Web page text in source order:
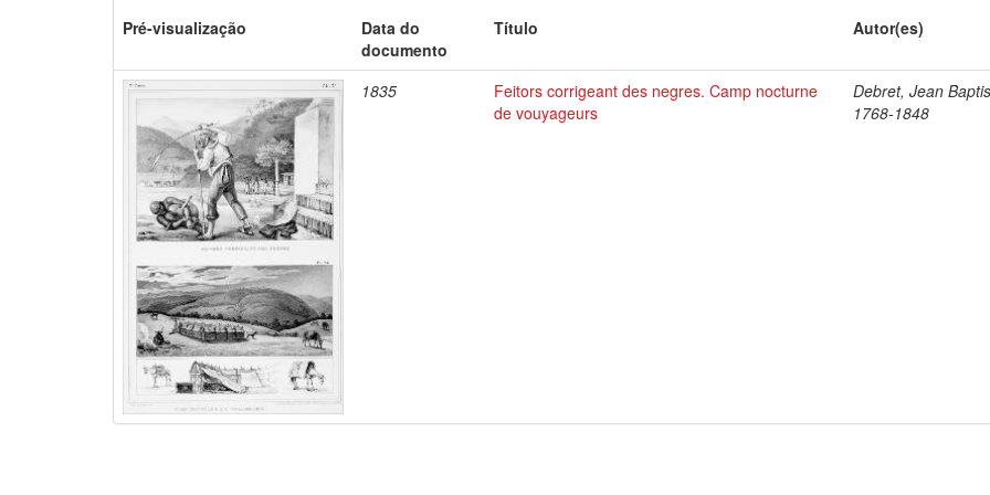
Pré-visualização
Data do
documento
Título Autor(es)
1835
Feitors corrigeant des negres. Camp nocturne
de vouyageurs
Debret, Jean
1768-1848